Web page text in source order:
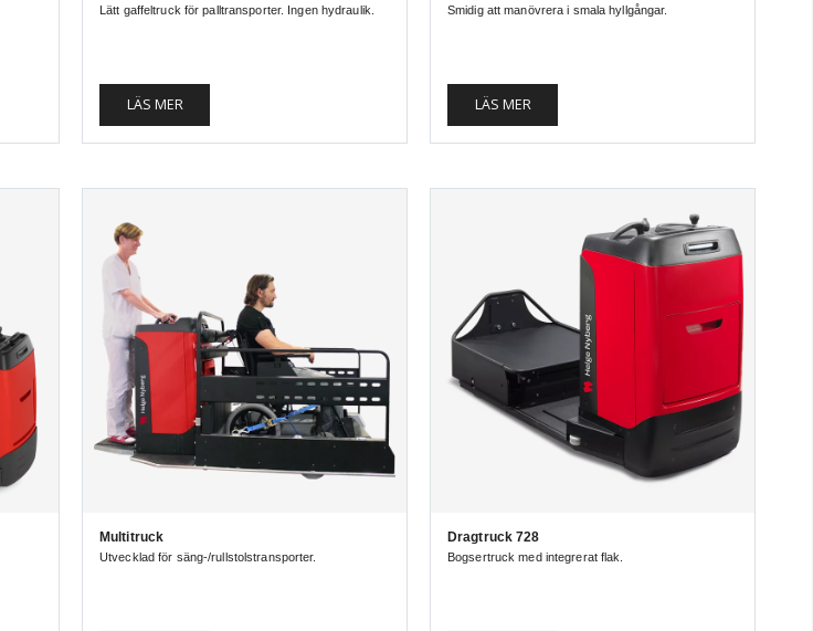
Lätt gaffeltruck för palltransporter. Ingen hydraulik. Smidig att manövrera i smala hyllgångar.
Multitruck
Utvecklad för säng-/rullstolstransporter.
Dragtruck 728
Bogsertruck med integrerat flak.